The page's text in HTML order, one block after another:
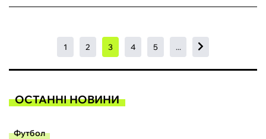
1 2 3 4 5 ...
ОСТАННІ НОВИНИ
Футбол